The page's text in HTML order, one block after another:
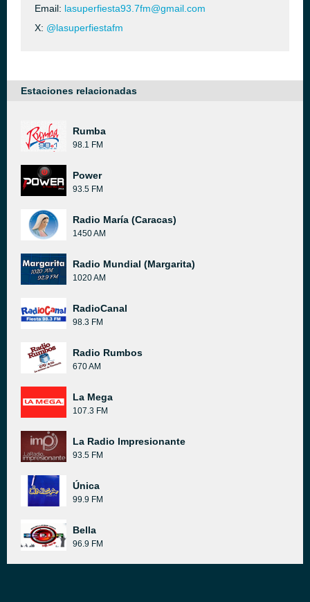
Email: lasuperfiesta93.7fm@gmail.com
X: @lasuperfiestafm
Estaciones relacionadas
Rumba
98.1 FM
Power
93.5 FM
Radio María (Caracas)
1450 AM
Radio Mundial (Margarita)
1020 AM
RadioCanal
98.3 FM
Radio Rumbos
670 AM
La Mega
107.3 FM
La Radio Impresionante
93.5 FM
Única
99.9 FM
Bella
96.9 FM